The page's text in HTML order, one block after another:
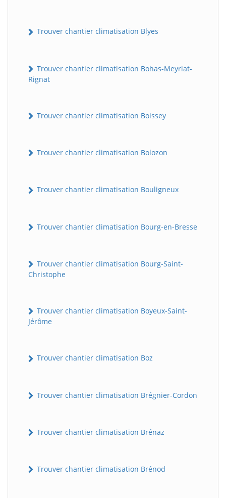
Trouver chantier climatisation Blyes
Trouver chantier climatisation Bohas-Meyriat-
Rignat
Trouver chantier climatisation Boissey
Trouver chantier climatisation Bolozon
Trouver chantier climatisation Bouligneux
Trouver chantier climatisation Bourg-en-Bresse
Trouver chantier climatisation Bourg-Saint-
Christophe
Trouver chantier climatisation Boyeux-Saint-
Jérôme
Trouver chantier climatisation Boz
Trouver chantier climatisation Brégnier-Cordon
Trouver chantier climatisation Brénaz
Trouver chantier climatisation Brénod